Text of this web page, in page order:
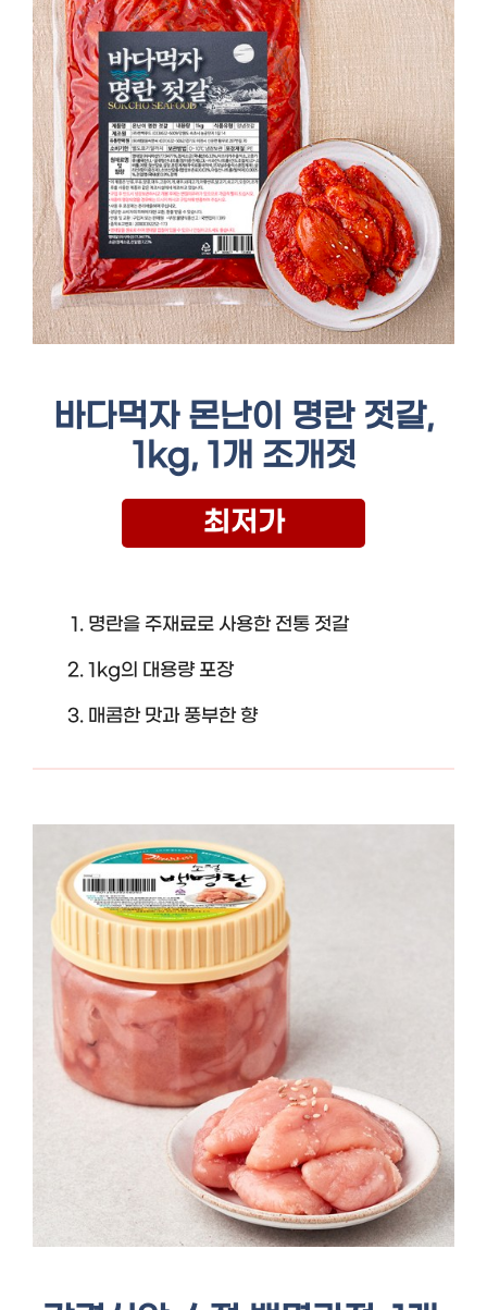
바다먹자 몬난이 명란 젓갈,
1kg, 1개 조개젓
최저가
명란을 주재료로 사용한 전통 젓갈
1kg의 대용량 포장
매콤한 맛과 풍부한 향